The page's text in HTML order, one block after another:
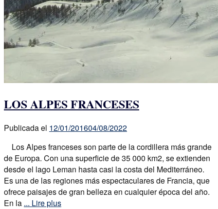
LOS ALPES FRANCESES
Publicada el 12/01/201604/08/2022
Los Alpes franceses son parte de la cordillera más grande
de Europa. Con una superficie de 35 000 km2, se extienden
desde el lago Leman hasta casi la costa del Mediterráneo.
Es una de las regiones más espectaculares de Francia, que
ofrece paisajes de gran belleza en cualquier época del año.
En la ... Lire plus